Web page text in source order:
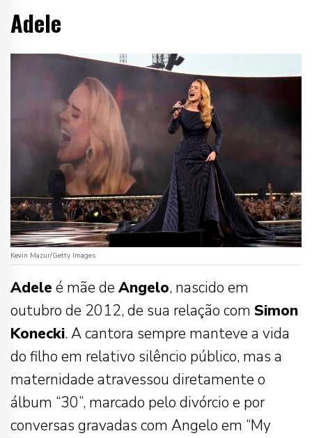
Adele
Kevin Mazur/Getty Images
Adele é mãe de Angelo, nascido em
outubro de 2012, de sua relação com Simon
Konecki. A cantora sempre manteve a vida
do filho em relativo silêncio público, mas a
maternidade atravessou diretamente o
álbum “30”, marcado pelo divórcio e por
conversas gravadas com Angelo em “My